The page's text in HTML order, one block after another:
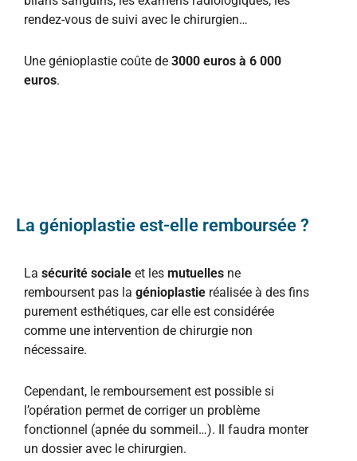
rendez-vous de suivi avec le chirurgien…
Une génioplastie coûte de 3000 euros à 6 000
euros.
La génioplastie est-elle remboursée ?
La sécurité sociale et les mutuelles ne
remboursent pas la génioplastie réalisée à des fins
purement esthétiques, car elle est considérée
comme une intervention de chirurgie non
nécessaire.
Cependant, le remboursement est possible si
l’opération permet de corriger un problème
fonctionnel (apnée du sommeil…). Il faudra monter
un dossier avec le chirurgien.